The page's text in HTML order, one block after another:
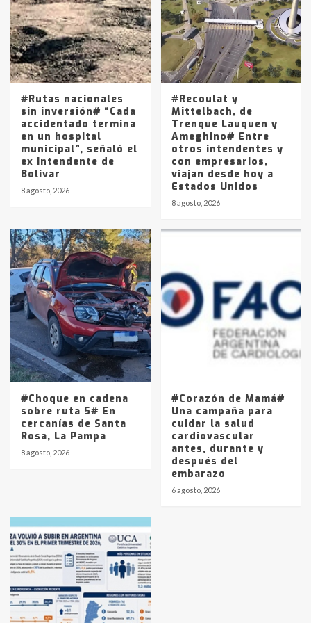
4
5
Los precios de los combustibles en
La Pampa, desde YPF hasta Axion
entre 857 a 1338 pesos
#Rutas nacionales
sin inversión# “Cada
accidentado termina
en un hospital
municipal”, señaló el
ex intendente de
Bolívar
8 agosto, 2026
#Recoulat y
Mittelbach, de
Trenque Lauquen y
Ameghino# Entre
otros intendentes y
con empresarios,
viajan desde hoy a
Estados Unidos
8 agosto, 2026
#Choque en cadena
sobre ruta 5# En
cercanías de Santa
Rosa, La Pampa
8 agosto, 2026
#Corazón de Mamá#
Una campaña para
cuidar la salud
cardiovascular
antes, durante y
después del
embarazo
6 agosto, 2026